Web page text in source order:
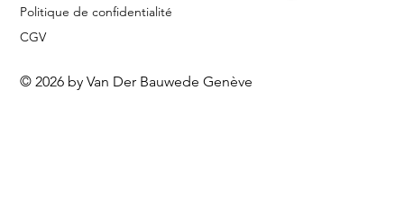
Politique de confidentialité
CGV
© 2026 by Van Der Bauwede Genève